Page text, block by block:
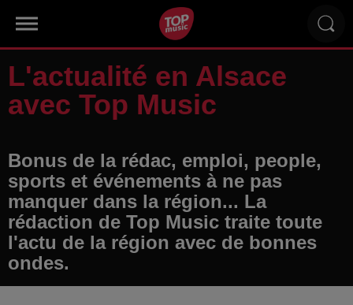
L'actualité en Alsace
avec Top Music
Bonus de la rédac, emploi, people,
sports et événements à ne pas
manquer dans la région... La
rédaction de Top Music traite toute
l'actu de la région avec de bonnes
ondes.